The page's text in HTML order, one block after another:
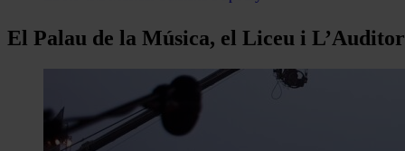
El Palau de la Música, el Liceu i